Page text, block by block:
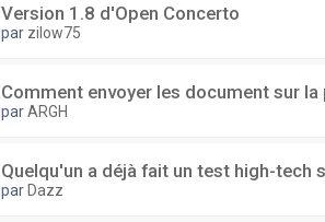
Version 1.8 d'Open Concerto
par zilow75
Comment envoyer les document sur
parARGH
Quelqu'un a déjà fait un test high-tech
par Dazz